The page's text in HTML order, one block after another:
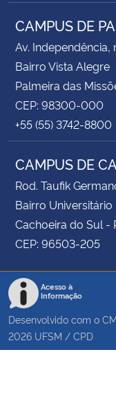
CAMPUS DE
Av. Independência,
Bairro Vista Alegre
Palmeira das
CEP: 98300-000
+55 (55) 3742-8800
CAMPUS DE
Rod. Taufik
Bairro Universitário
Cachoeira do Sul -
CEP: 96503-205
Acesso à
Informação
Desenvolvido com o
2026 UFSM / CPD